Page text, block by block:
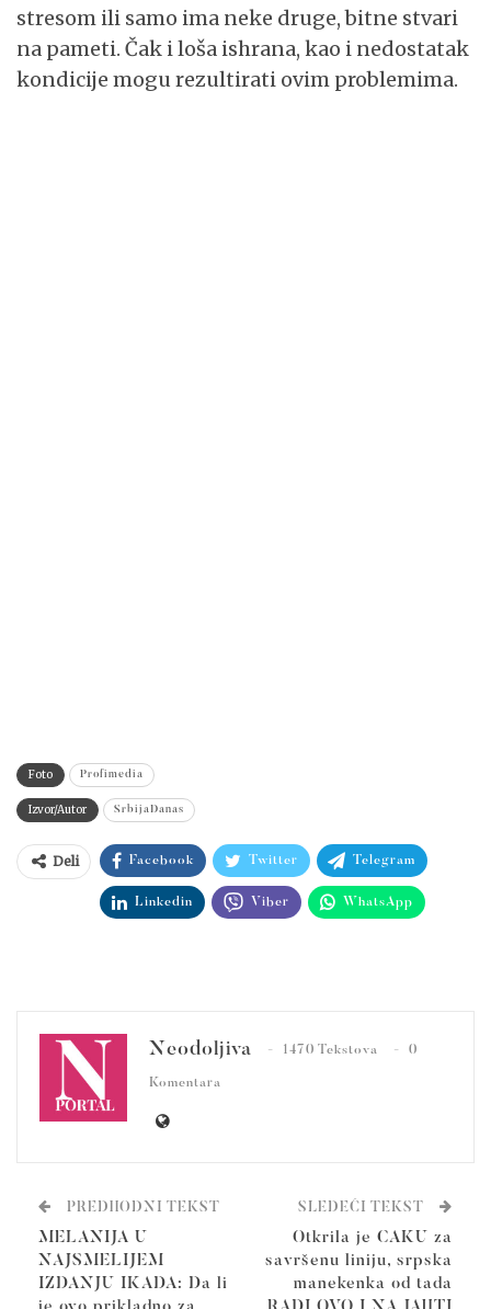
stresom ili samo ima neke druge, bitne stvari
na pameti. Čak i loša ishrana, kao i nedostatak
kondicije mogu rezultirati ovim problemima.
Foto Profimedia
Izvor/Autor SrbijaDanas
Deli Facebook Twitter Telegram
Linkedin Viber WhatsApp
Neodoljiva 1470 Tekstova 0
Komentara
PREDHODNI TEKST
MELANIJA U
NAJSMELIJEM
IZDANJU IKADA: Da li
SLEDEĆI TEKST
Otkrila je CAKU za
savršenu liniju, srpska
manekenka od tada